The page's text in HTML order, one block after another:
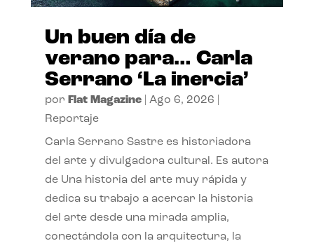
Un buen día de
verano para… Carla
Serrano ‘La inercia’
por Flat Magazine| Ago 6, 2026
Reportaje
Carla Serrano Sastre es historiadora
del arte y divulgadora cultural. Es autora
de Una historia del arte muy rápida y
dedica su trabajo a acercar la historia
del arte desde una mirada amplia,
conectándola con la arquitectura, la